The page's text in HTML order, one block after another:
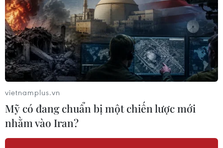
vietnamplus.vn
Mỹ có đang chuẩn bị một chiến lược mới
nhằm vào Iran?